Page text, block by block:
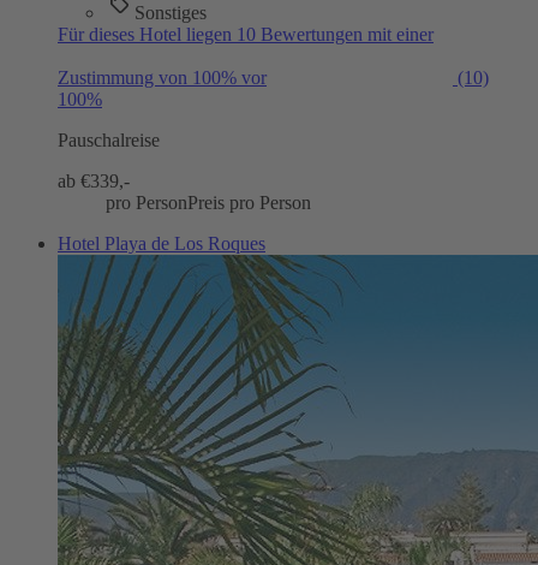
Sonstiges
Für dieses Hotel liegen 10 Bewertungen mit einer
Zustimmung von 100% vor
(10)
100%
Pauschalreise
ab €339,-
pro PersonPreis pro Person
Hotel Playa de Los Roques